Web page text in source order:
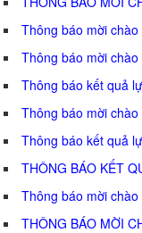
Thông báo mời
Thông báo mời chào
Thông báo kết quả
Thông báo mời
Thông báo kết quả
THÔNG BÁO KẾT
Thông báo mời chào
THÔNG BÁO MỜI